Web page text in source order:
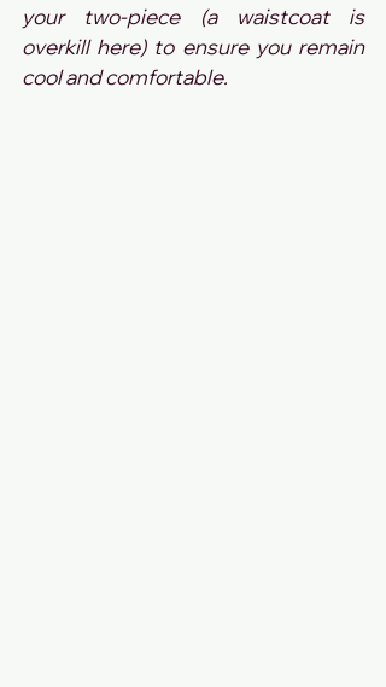
your two-piece (a waistcoat is
overkill here) to ensure you remain
cool and comfortable.